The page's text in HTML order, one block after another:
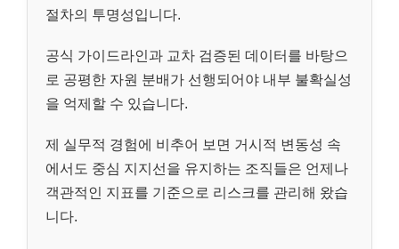
절차의 투명성입니다.
공식 가이드라인과 교차 검증된 데이터를 바탕으
로 공평한 자원 분배가 선행되어야 내부 불확실성
을 억제할 수 있습니다.
제 실무적 경험에 비추어 보면 거시적 변동성 속
에서도 중심 지지선을 유지하는 조직들은 언제나
객관적인 지표를 기준으로 리스크를 관리해 왔습
니다.